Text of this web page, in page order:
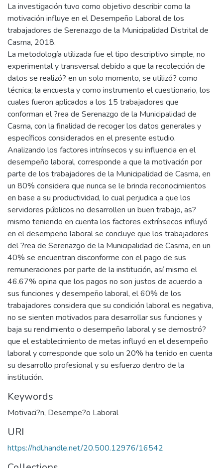
La investigación tuvo como objetivo describir como la
motivación influye en el Desempeño Laboral de los
trabajadores de Serenazgo de la Municipalidad Distrital de
Casma, 2018.
La metodología utilizada fue el tipo descriptivo simple, no
experimental y transversal debido a que la recolección de
datos se realizó? en un solo momento, se utilizó? como
técnica; la encuesta y como instrumento el cuestionario, los
cuales fueron aplicados a los 15 trabajadores que
conforman el ?rea de Serenazgo de la Municipalidad de
Casma, con la finalidad de recoger los datos generales y
específicos considerados en el presente estudio.
Analizando los factores intrínsecos y su influencia en el
desempeño laboral, corresponde a que la motivación por
parte de los trabajadores de la Municipalidad de Casma, en
un 80% considera que nunca se le brinda reconocimientos
en base a su productividad, lo cual perjudica a que los
servidores públicos no desarrollen un buen trabajo, as?
mismo teniendo en cuenta los factores extrínsecos influyó
en el desempeño laboral se concluye que los trabajadores
del ?rea de Serenazgo de la Municipalidad de Casma, en un
40% se encuentran disconforme con el pago de sus
remuneraciones por parte de la institución, así mismo el
46.67% opina que los pagos no son justos de acuerdo a
sus funciones y desempeño laboral, el 60% de los
trabajadores considera que su condición laboral es negativa,
no se sienten motivados para desarrollar sus funciones y
baja su rendimiento o desempeño laboral y se demostró?
que el establecimiento de metas influyó en el desempeño
laboral y corresponde que solo un 20% ha tenido en cuenta
su desarrollo profesional y su esfuerzo dentro de la
institución.
Keywords
Motivaci?n, Desempe?o Laboral
URI
https://hdl.handle.net/20.500.12976/16542